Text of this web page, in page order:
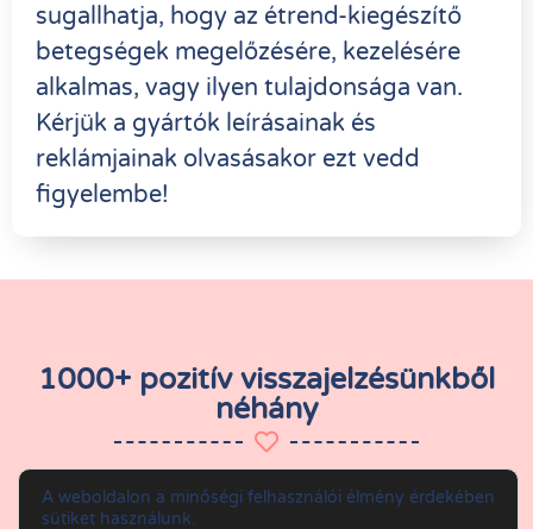
sugallhatja, hogy az étrend-kiegészítő
betegségek megelőzésére, kezelésére
alkalmas, vagy ilyen tulajdonsága van.
Kérjük a gyártók leírásainak és
reklámjainak olvasásakor ezt vedd
figyelembe!
1000+ pozitív visszajelzésünkből
néhány
Kiss Ildikó
A weboldalon a minőségi felhasználói élmény érdekében
sütiket használunk.